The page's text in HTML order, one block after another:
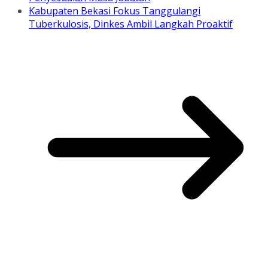
Kabupaten Bekasi Fokus Tanggulangi
Tuberkulosis, Dinkes Ambil Langkah Proaktif